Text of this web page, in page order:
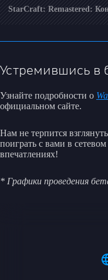
StarCraft: Remastered:
Устремившись в
Узнайте подробности о
официальном сайте.
Нам не терпится
поиграть с вами в
впечатлениях!
* Графики проведения